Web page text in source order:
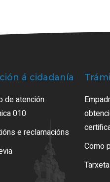
á cidadanía
de atención
010
e reclamacións
Como